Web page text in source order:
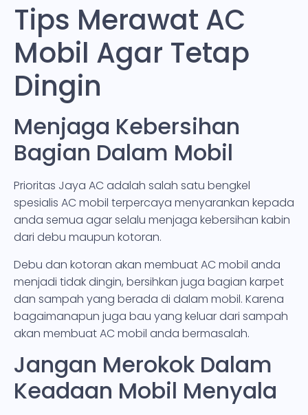
Tips Merawat AC
Mobil Agar Tetap
Dingin
Menjaga Kebersihan
Bagian Dalam Mobil
Prioritas Jaya AC adalah salah satu bengkel
spesialis AC mobil terpercaya menyarankan kepada
anda semua agar selalu menjaga kebersihan kabin
dari debu maupun kotoran.
Debu dan kotoran akan membuat AC mobil anda
menjadi tidak dingin, bersihkan juga bagian karpet
dan sampah yang berada di dalam mobil. Karena
bagaimanapun juga bau yang keluar dari sampah
akan membuat AC mobil anda bermasalah.
Jangan Merokok Dalam
Keadaan Mobil Menyala